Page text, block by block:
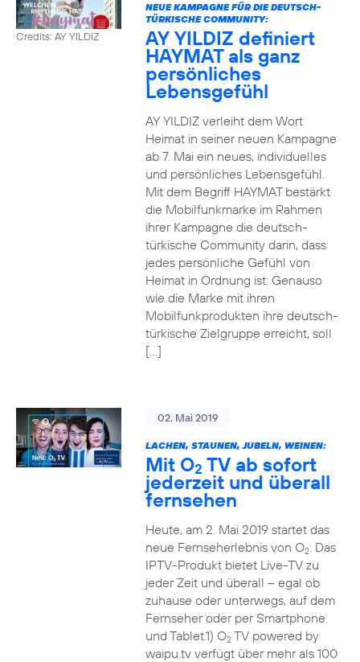
Credits: AY YILDIZ
NEUE KAMPAGNE FÜR DIE DEUTSCH-
TÜRKISCHE COMMUNITY:
AY YILDIZ definiert
HAYMAT als ganz
persönliches
Lebensgefühl
AY YILDIZ verleiht dem Wort
Heimat in seiner neuen Kampagne
ab 7. Mai ein neues, individuelles
und persönliches Lebensgefühl.
Mit dem Begriff HAYMAT bestärkt
die Mobilfunkmarke im Rahmen
ihrer Kampagne die deutsch-
türkische Community darin, dass
jedes persönliche Gefühl von
Heimat in Ordnung ist: Genauso
wie die Marke mit ihren
Mobilfunkprodukten ihre deutsch-
türkische Zielgruppe erreicht, soll
[…]
02. Mai 2019
LACHEN, STAUNEN, JUBELN, WEINEN:
Mit O2 TV ab sofort
jederzeit und überall
fernsehen
Heute, am 2. Mai 2019 startet das
neue Fernseherlebnis von O2: Das
IPTV-Produkt bietet Live-TV zu
jeder Zeit und überall – egal ob
zuhause oder unterwegs, auf dem
Fernseher oder per Smartphone
und Tablet.1) O2TV powered by
waipu.tv verfügt über mehr als 100